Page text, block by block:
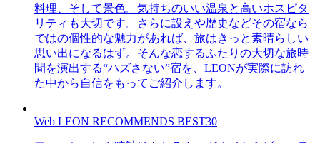
料理、そして景色。気持ちのいい温泉と高いホスピタ
リティも大切です。さらに設えや歴史などその宿なら
ではの個性的な魅力があれば、旅はきっと素晴らしい
思い出になるはず。そんな恋するふたりの大切な旅時
間を演出する“ハズさない”宿を、LEONが実際に訪れ
た中から自信をもってご紹介します。
Web LEON RECOMMENDS BEST30